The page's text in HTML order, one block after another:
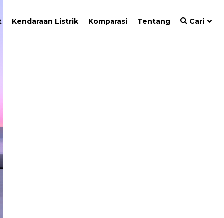
Kendaraan Listrik Komparasi Tentang Cari